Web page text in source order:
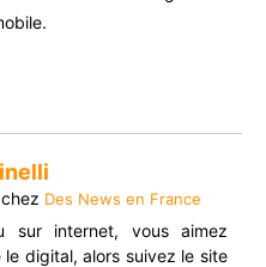
chez Des News en France
sur internet, vous aimez
le digital, alors suivez le site